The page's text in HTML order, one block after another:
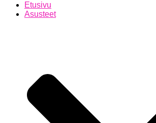
Etusivu
Asusteet